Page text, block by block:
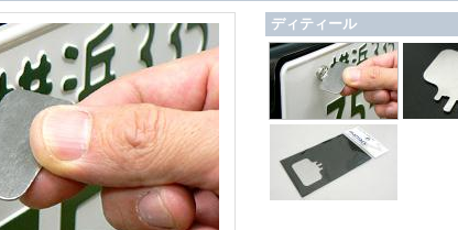
ディティール